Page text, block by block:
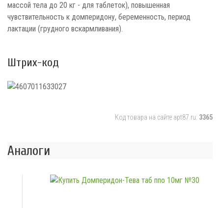
массой тела до 20 кг - для таблеток), повышенная
чувствительность к домперидону, беременность, период
лактации (грудного вскармливания).
Штрих-код
Код товара на сайте apt87.ru: 3365
Аналоги